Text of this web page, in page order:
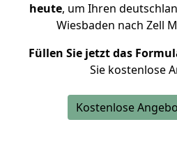
heute, um Ihren
Wiesbaden nach Zell
Füllen Sie jetzt das
Sie kostenlose
Kostenlose